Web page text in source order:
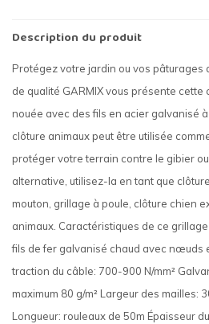
Description du produit
Protégez votre jardin ou vos pâturages
de qualité GARMIX vous présente cette
nouée avec des fils en acier galvanisé
clôture animaux peut être utilisée
protéger votre terrain contre le gibier
alternative, utilisez-la en tant que
mouton, grillage à poule, clôture chien
animaux. Caractéristiques de ce
fils de fer galvanisé chaud avec nœuds
traction du câble: 700-900 N/mm²
maximum 80 g/m² Largeur des mailles:
Longueur: rouleaux de 50m Épaisseur